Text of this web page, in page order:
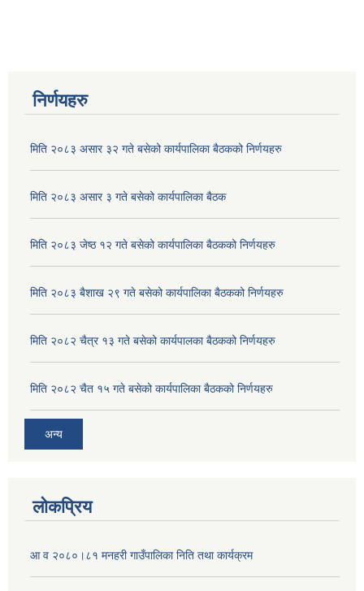
निर्णयहरु
मिति २०८३ असार ३२ गते बसेको कार्यपालिका बैठकको निर्णयहरु
मिति २०८३ असार ३ गते बसेको कार्यपालिका बैठक
मिति २०८३ जेष्ठ १२ गते बसेको कार्यपालिका बैठकको निर्णयहरु
मिति २०८३ बैशाख २९ गते बसेको कार्यपालिका बैठकको निर्णयहरु
मिति २०८२ चैत्र १३ गते बसेको कार्यपालका बैठकको निर्णयहरु
मिति २०८२ चैत १५ गते बसेको कार्यपालिका बैठकको निर्णयहरु
अन्य
लोकप्रिय
आ व २०८०।८१ मनहरी गाउँपालिका निति तथा कार्यक्रम